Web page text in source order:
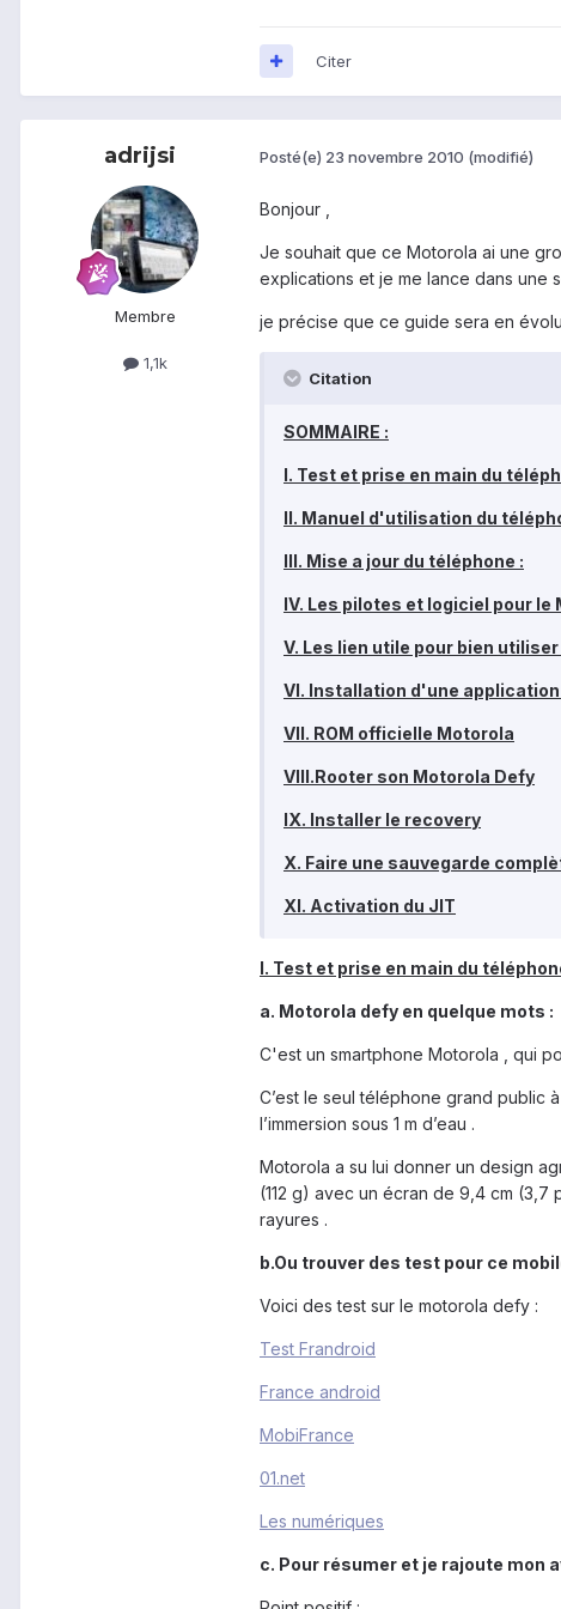
Citer
adrijsi
Membre
1,1k
Posté(e) 23 novembre 2010 (modifié)
Bonjour ,
Je souhait que ce Motorola ai une
explications et je me lance dans une
je précise que ce guide sera en
Citation
SOMMAIRE :
I. Test et prise en main du
II. Manuel d'utilisation du
III. Mise a jour du téléphone :
IV. Les pilotes et logiciel pour le
V. Les lien utile pour bien
VI. Installation d'une application
VII. ROM officielle Motorola
VIII.Rooter son Motorola Defy
IX. Installer le recovery
X. Faire une sauvegarde
XI. Activation du JIT
I. Test et prise en main du
a. Motorola defy en quelque mots :
C'est un smartphone Motorola , qui
C’est le seul téléphone grand public
l’immersion sous 1 m d’eau .
Motorola a su lui donner un design
(112 g) avec un écran de 9,4 cm
rayures .
b.Ou trouver des test pour ce
Voici des test sur le motorola defy :
Test Frandroid
France android
MobiFrance
01.net
Les numériques
c. Pour résumer et je rajoute mon